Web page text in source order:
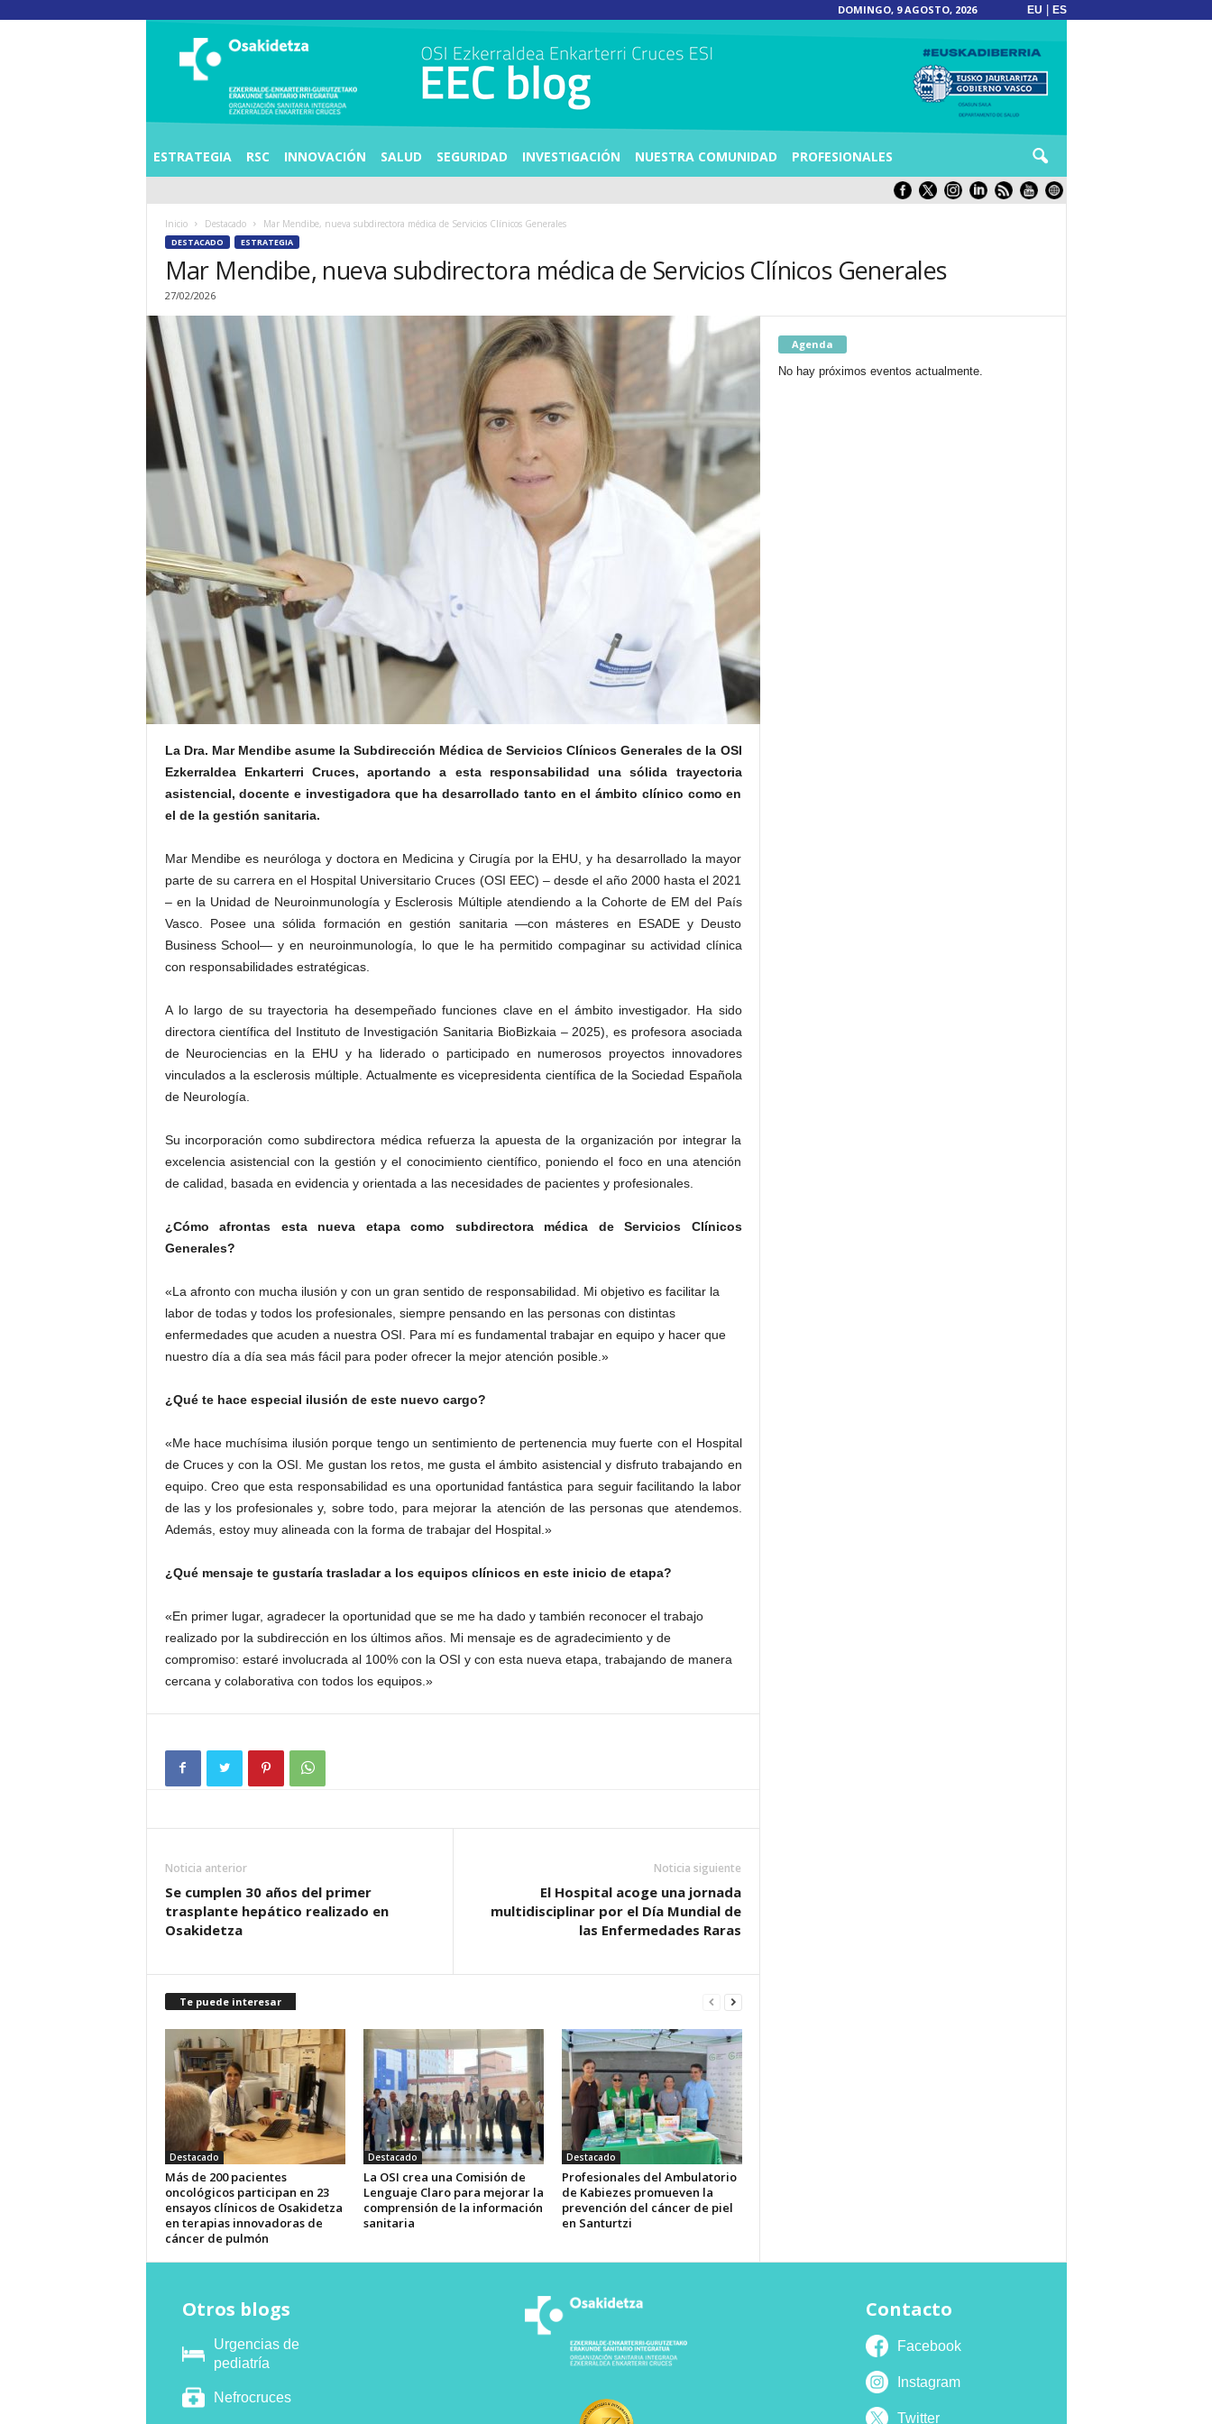
DOMINGO, 9 AGOSTO, 2026 EU ES
A
N
K
A
R
I
C
E
S
ESTRATEGIA RSC INNOVACIÓN SALUD SEGURIDAD INVESTIGACIÓN NUESTRA COMUNIDAD PROFESIONALES
Inicio Destacado Mar Mendibe, nueva subdirectora médica de Servicios Clínicos Generales
DESTACADO ESTRATEGIA
Mar Mendibe, nueva subdirectora médica de Servicios Clínicos Generales
27/02/2026
La Dra. Mar Mendibe asume la Subdirección Médica de Servicios Clínicos Generales de la OSI
Ezkerraldea Enkarterri Cruces, aportando a esta responsabilidad una sólida trayectoria
asistencial, docente e investigadora que ha desarrollado tanto en el ámbito clínico como en
el de la gestión sanitaria.
Mar Mendibe es neuróloga y doctora en Medicina y Cirugía por la EHU, y ha desarrollado la mayor
parte de su carrera en el Hospital Universitario Cruces (OSI EEC) – desde el año 2000 hasta el 2021
– en la Unidad de Neuroinmunología y Esclerosis Múltiple atendiendo a la Cohorte de EM del País
Vasco. Posee una sólida formación en gestión sanitaria —con másteres en ESADE y Deusto
Business School— y en neuroinmunología, lo que le ha permitido compaginar su actividad clínica
con responsabilidades estratégicas.
A lo largo de su trayectoria ha desempeñado funciones clave en el ámbito investigador. Ha sido
directora científica del Instituto de Investigación Sanitaria BioBizkaia – 2025), es profesora asociada
de Neurociencias en la EHU y ha liderado o participado en numerosos proyectos innovadores
vinculados a la esclerosis múltiple. Actualmente es vicepresidenta científica de la Sociedad Española
de Neurología.
Su incorporación como subdirectora médica refuerza la apuesta de la organización por integrar la
excelencia asistencial con la gestión y el conocimiento científico, poniendo el foco en una atención
de calidad, basada en evidencia y orientada a las necesidades de pacientes y profesionales.
¿Cómo afrontas esta nueva etapa como subdirectora médica de Servicios Clínicos
Generales?
«La afronto con mucha ilusión y con un gran sentido de responsabilidad. Mi objetivo es facilitar la
labor de todas y todos los profesionales, siempre pensando en las personas con distintas
enfermedades que acuden a nuestra OSI. Para mí es fundamental trabajar en equipo y hacer que
nuestro día a día sea más fácil para poder ofrecer la mejor atención posible.»
¿Qué te hace especial ilusión de este nuevo cargo?
«Me hace muchísima ilusión porque tengo un sentimiento de pertenencia muy fuerte con el Hospital
de Cruces y con la OSI. Me gustan los retos, me gusta el ámbito asistencial y disfruto trabajando en
equipo. Creo que esta responsabilidad es una oportunidad fantástica para seguir facilitando la labor
de las y los profesionales y, sobre todo, para mejorar la atención de las personas que atendemos.
Además, estoy muy alineada con la forma de trabajar del Hospital.»
¿Qué mensaje te gustaría trasladar a los equipos clínicos en este inicio de etapa?
«En primer lugar, agradecer la oportunidad que se me ha dado y también reconocer el trabajo
realizado por la subdirección en los últimos años. Mi mensaje es de agradecimiento y de
compromiso: estaré involucrada al 100% con la OSI y con esta nueva etapa, trabajando de manera
cercana y colaborativa con todos los equipos.»
Noticia anterior
Se cumplen 30 años del primer
trasplante hepático realizado en
Osakidetza
Noticia siguiente
El Hospital acoge una jornada
multidisciplinar por el Día Mundial de
las Enfermedades Raras
Te puede interesar
Destacado
Más de 200 pacientes
oncológicos participan en 23
ensayos clínicos de Osakidetza
en terapias innovadoras de
cáncer de pulmón
Destacado
La OSI crea una Comisión de
Lenguaje Claro para mejorar la
comprensión de la información
sanitaria
Destacado
Profesionales del Ambulatorio
de Kabiezes promueven la
prevención del cáncer de piel
en Santurtzi
Agenda
No hay próximos eventos actualmente.
Otros blogs
Urgencias de
pediatría
Nefrocruces
Contacto
Facebook
Instagram
Twitter